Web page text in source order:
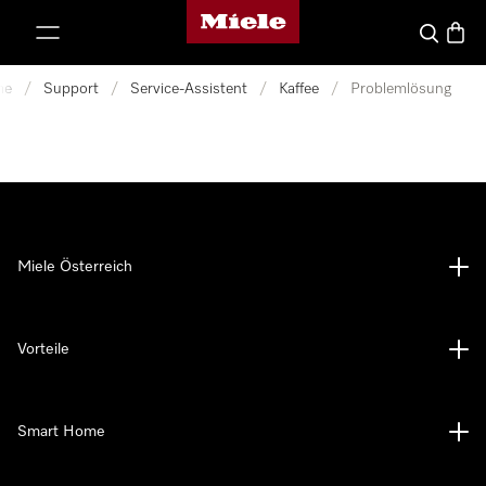
Miele-Homepage
Suche
/ Support / Service-Assistent / Kaffee / Problemlösung
Miele Österreich
Vorteile
Smart Home